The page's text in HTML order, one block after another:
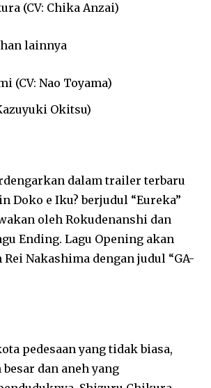
(CV: Chika Anzai)
lainnya
(CV: Nao Toyama)
Okitsu)
dalam trailer terbaru
Doko e Iku? berjudul “Eureka”
oleh Rokudenanshi dan
Ending. Lagu Opening akan
Nakashima dengan judul “GA-
pedesaan yang tidak biasa,
dan aneh yang